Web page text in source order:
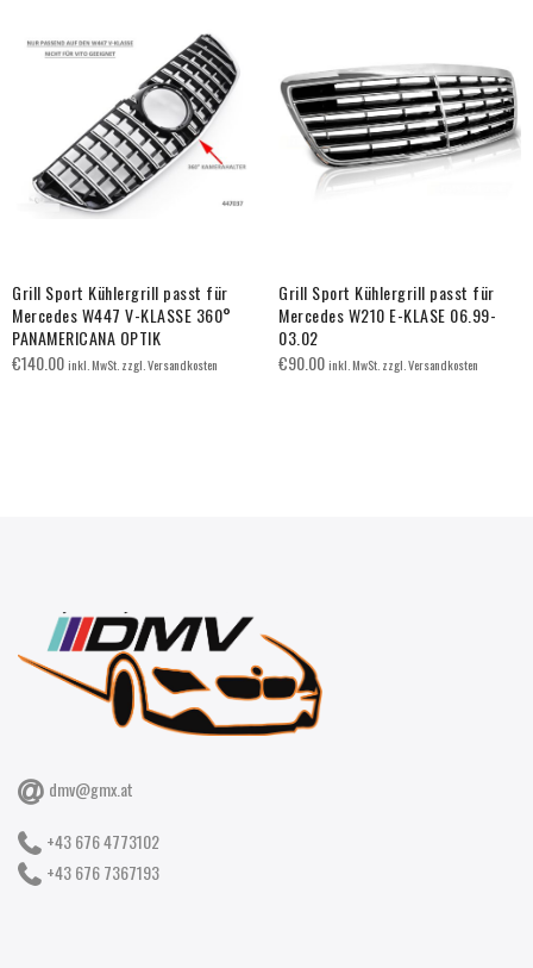
Grill Sport Kühlergrill passt für
Mercedes W447 V-KLASSE 360°
PANAMERICANA OPTIK
€140.00inkl. MwSt. zzgl. Versandkosten
Grill Sport Kühlergrill passt für
Mercedes W210 E-KLASE 06.99-
03.02
€90.00inkl. MwSt. zzgl. Versandkosten
dmv@gmx.at
+43 676 4773102
+43 676 7367193